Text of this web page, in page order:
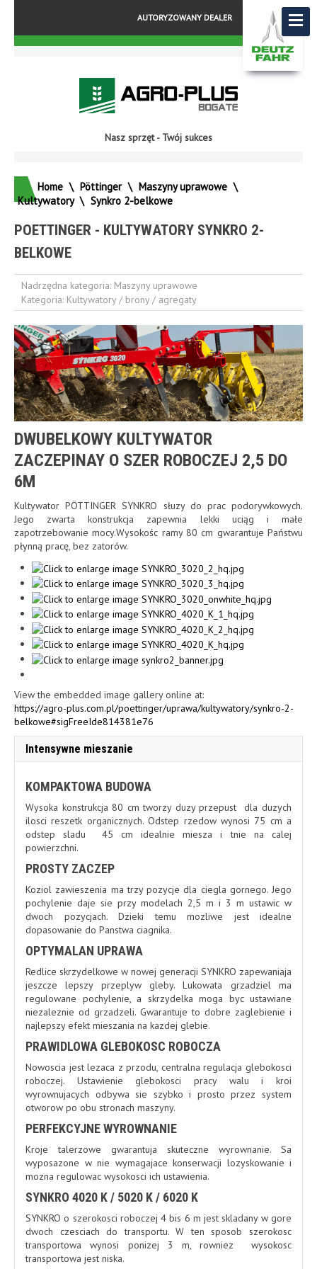
AUTORYZOWANY DEALER
Nasz sprzęt - Twój sukces
Home \ Pöttinger \ Maszyny uprawowe \
Kultywatory \ Synkro 2-belkowe
POETTINGER - KULTYWATORY SYNKRO 2-
BELKOWE
Nadrzędna kategoria: Maszyny uprawowe
Kategoria: Kultywatory / brony / agregaty
DWUBELKOWY KULTYWATOR
ZACZEPINAY O SZER ROBOCZEJ 2,5 DO
6M
Kultywator PÖTTINGER SYNKRO słuzy do prac podorywkowych.
Jego zwarta konstrukcja zapewnia lekki uciąg i małe
zapotrzebowanie mocy.Wysokośc ramy 80 cm gwarantuje Państwu
płynną pracę, bez zatorów.
View the embedded image gallery online at:
https://agro-plus.com.pl/poettinger/uprawa/kultywatory/synkro-2-
belkowe#sigFreeIde814381e76
Intensywne mieszanie
KOMPAKTOWA BUDOWA
Wysoka konstrukcja 80 cm tworzy duzy przepust dla duzych
ilosci reszetk organicznych. Odstep rzedow wynosi 75 cm a
odstep sladu 45 cm idealnie miesza i tnie na calej
powierzchni.
PROSTY ZACZEP
Koziol zawieszenia ma trzy pozycje dla ciegla gornego. Jego
pochylenie daje sie przy modelach 2,5 m i 3 m ustawic w
dwoch pozycjach. Dzieki temu mozliwe jest idealne
dopasowanie do Panstwa ciagnika.
OPTYMALAN UPRAWA
Redlice skrzydelkowe w nowej generacji SYNKRO zapewaniaja
jeszcze lepszy przeplyw gleby. Lukowata grzadziel ma
regulowane pochylenie, a skrzydelka moga byc ustawiane
niezaleznie od grzadzeli. Gwarantuje to dobre zaglebienie i
najlepszy efekt mieszania na kazdej glebie.
PRAWIDLOWA GLEBOKOSC ROBOCZA
Nowoscia jest lezaca z przodu, centralna regulacja glebokosci
roboczej. Ustawienie glebokosci pracy walu i kroi
wyrownujacych odbywa sie szybko i prosto przez system
otworow po obu stronach maszyny.
PERFEKCYJNE WYROWNANIE
Kroje talerzowe gwarantuja skuteczne wyrownanie. Sa
wyposazone w nie wymagajace konserwacji lozyskowanie i
mozna regulowac wysokosci ich ustawienia.
SYNKRO 4020 K / 5020 K / 6020 K
SYNKRO o szerokosci roboczej 4 bis 6 m jest skladany w gore
dwoch czesciach do transportu. W ten sposob szerokosc
transportowa wynosi ponizej 3 m, rowniez wysokosc
transportowa jest niska.